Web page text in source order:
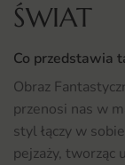
ŚWIAT
Co przedstawia
Obraz
przenosi nas w
styl łączy w
pejzaży, tworząc